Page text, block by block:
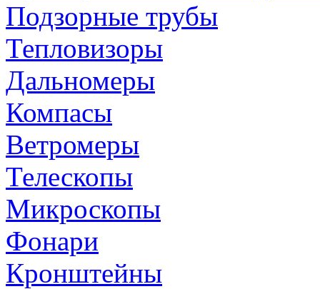
Подзорные трубы
Тепловизоры
Дальномеры
Компасы
Ветромеры
Телескопы
Микроскопы
Фонари
Кронштейны